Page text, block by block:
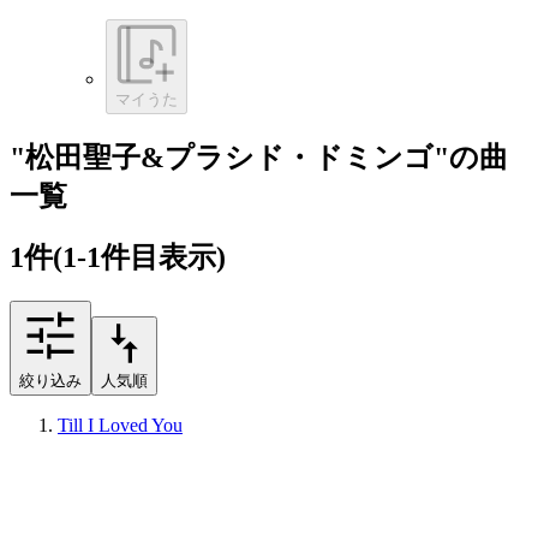
マイうた
"松田聖子&プラシド・ドミンゴ"の曲
一覧
1件(1-1件目表示)
絞り込み 人気順
Till I Loved You